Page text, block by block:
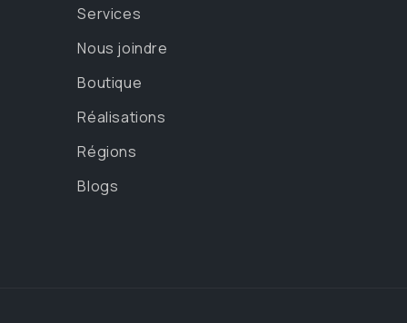
Services
Nous joindre
Boutique
Réalisations
Régions
Blogs